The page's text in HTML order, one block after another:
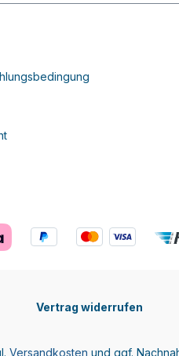
Vertrag widerrufen
Versandkosten und ggf.